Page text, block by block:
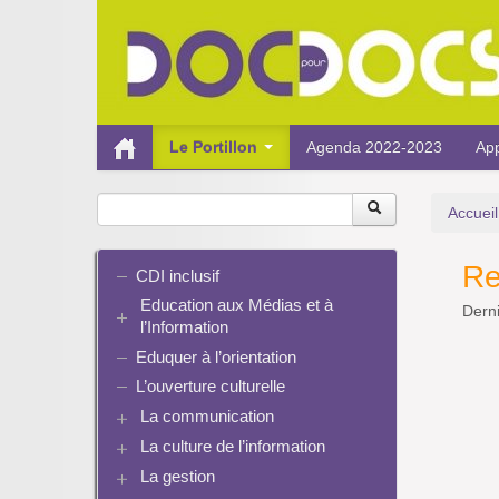
Le Portillon Agenda 2022-2023
Accueil
CDI inclusif
Education aux Médias et à
l’Information
EMI et translittératie
La culture de la participation
Identité / Présence numérique /
Traces
Eduquer à l’orientation
L’ouverture culturelle
La communication
Plaquettes de communication
Présence numérique du CDI
La culture de l’information
Ressources pour penser une
La gestion